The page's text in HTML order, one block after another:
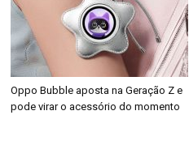
Oppo Bubble aposta na Geração Z e
pode virar o acessório do momento